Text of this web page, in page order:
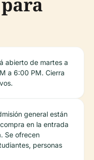
abierto de martes a
a 6:00 PM. Cierra
general están
en la entrada
Se ofrecen
personas